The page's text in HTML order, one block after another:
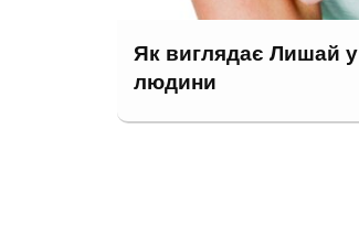
Як виглядає Лишай у
людини